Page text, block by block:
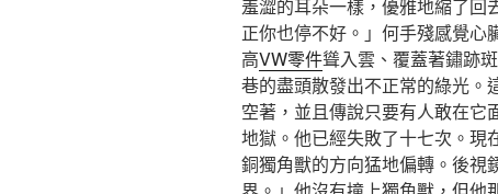
羞澀的耳朵一樣，優雅地縮了回
正你也停不好。」何手殘感覺心
高VW零件聳入雲、覆蓋著鏽跡
巷的盡頭散發出不正常的綠光。
空著，並且傳說只要有人敢在它
地獄。他已經失敗了十七次。現
銅獨角獸的方向猛地偏轉。後視